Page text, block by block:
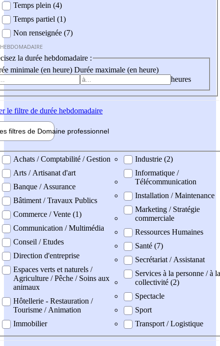
Temps plein (4)
Temps partiel (1)
Non renseignée (7)
la durée hebdomadaire :
minimale (en heure) Durée maximale (en heure)
heures
le filtre de durée hebdomadaire
filtres de Domaine professionnel
professionel
Achats / Comptabilité / Gestion
Arts / Artisanat d'art
Banque / Assurance
Bâtiment / Travaux Publics
Commerce / Vente (1)
Communication / Multimédia
Conseil / Etudes
Direction d'entreprise
Espaces verts et naturels /
Agriculture / Pêche / Soins aux
animaux
Hôtellerie - Restauration /
Tourisme / Animation
Immobilier
Industrie (2)
Informatique /
Télécommunication
Installation / Maintenance
Marketing / Stratégie
commerciale
Ressources Humaines
Santé (7)
Secrétariat / Assistanat
Services à la personne / à la
collectivité (2)
Spectacle
Sport
Transport / Logistique